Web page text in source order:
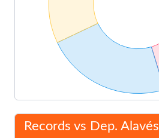
Records vs Dep. Alavés